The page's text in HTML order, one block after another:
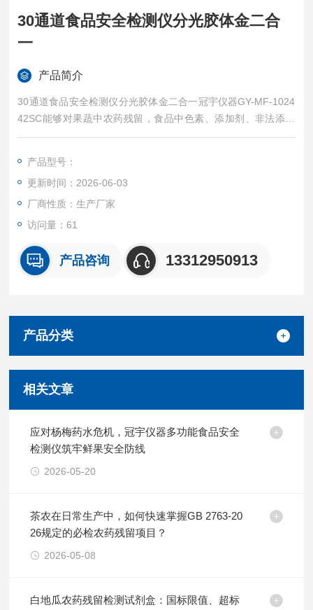
30通道食品安全检测仪分光胶体金二合
一
产品简介
30通道食品安全检测仪分光胶体金二合一冠宇仪器GY-MF-1024
42SC能够对果蔬中农药残留，食品中色素、添加剂、非法添加
剂、病害肉、重金属（铅、汞、铬、砷、镉）、水质安全以及其
业、农业生产基地、农贸市场、质量监督、卫生防疫等部门对食
品安全进行监测。
产品型号：
更新时间：2026-06-03
厂商性质：生产厂家
访问量：61
产品咨询 13312950913
产品分类
相关文章
应对杨梅药水危机，冠宇仪器多功能食品安全
检测仪筑牢鲜果安全防线
2026-05-20
茶农在日常生产中，如何快速掌握GB 2763-20
26规定的必检农药残留项目？
2026-05-08
白地瓜农药残留检测试剂盒：国标限值、超标